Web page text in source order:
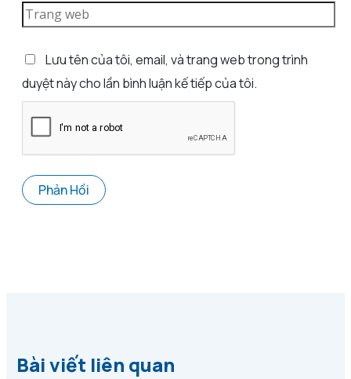
Lưu tên của tôi, email, và trang web trong trình
duyệt này cho lần bình luận kế tiếp của tôi.
Bài viết liên quan